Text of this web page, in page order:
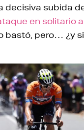
decisiva subida
en solitario
bastó, pero… ¿y